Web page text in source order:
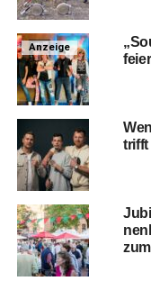
Anzeige
trifft